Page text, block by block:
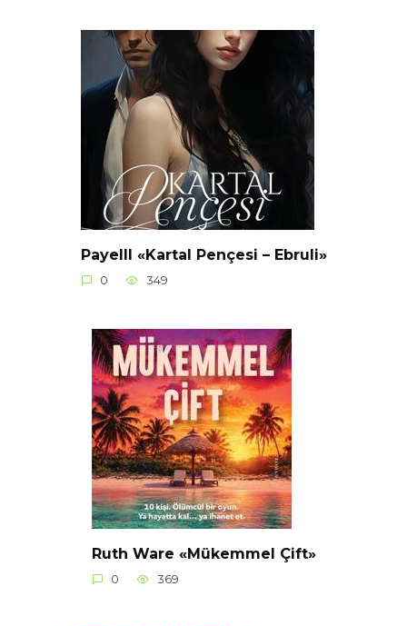
Payelll «Kartal Pençesi – Ebruli»
0 349
Ruth Ware «Mükemmel Çift»
0 369